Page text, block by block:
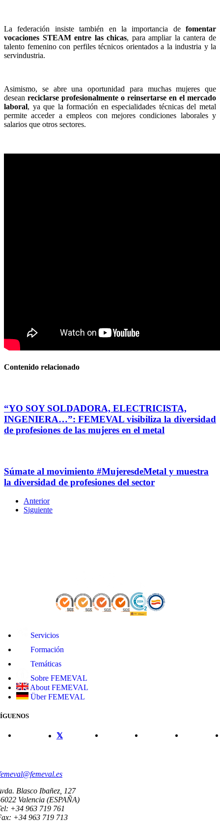
La federación insiste también en la importancia de fomentar
vocaciones STEAM entre las chicas, para ampliar la cantera de
talento femenino con perfiles técnicos orientados a la industria y la
servindustria.
Asimismo, se abre una oportunidad para muchas mujeres que
desean reciclarse profesionalmente o reinsertarse en el mercado
laboral, ya que la formación en especialidades técnicas del metal
permite acceder a empleos con mejores condiciones laborales y
salarios que otros sectores.
Contenido relacionado
“YO SOY SOLDADORA, ELECTRICISTA,
INGENIERA…”: FEMEVAL visibiliza la diversidad
de profesiones de las mujeres en el metal
Súmate al movimiento #MujeresdeMetal y muestra
la diversidad de profesiones del sector
Anterior
Siguiente
Servicios
Formación
Temáticas
Sobre FEMEVAL
About FEMEVAL
Über FEMEVAL
Blasco Ibañez, 127
Valencia (ESPAÑA)
+34 963 719 761
+34 963 719 713